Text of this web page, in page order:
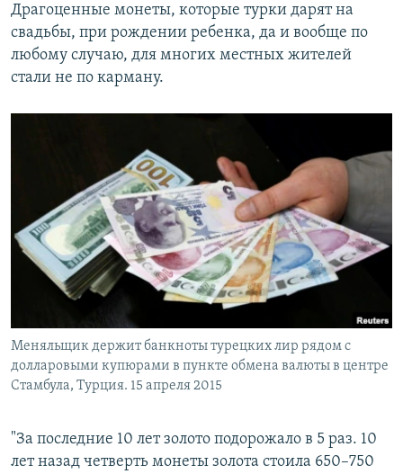
Драгоценные монеты, которые турки дарят на
свадьбы, при рождении ребенка, да и вообще по
любому случаю, для многих местных жителей
стали не по карману.
Меняльщик держит банкноты турецких лир рядом с
долларовыми купюрами в пункте обмена валюты в центре
Стамбула, Турция. 15 апреля 2015
"За последние 10 лет золото подорожало в 5 раз. 10
лет назад четверть монеты золота стоила 650–750